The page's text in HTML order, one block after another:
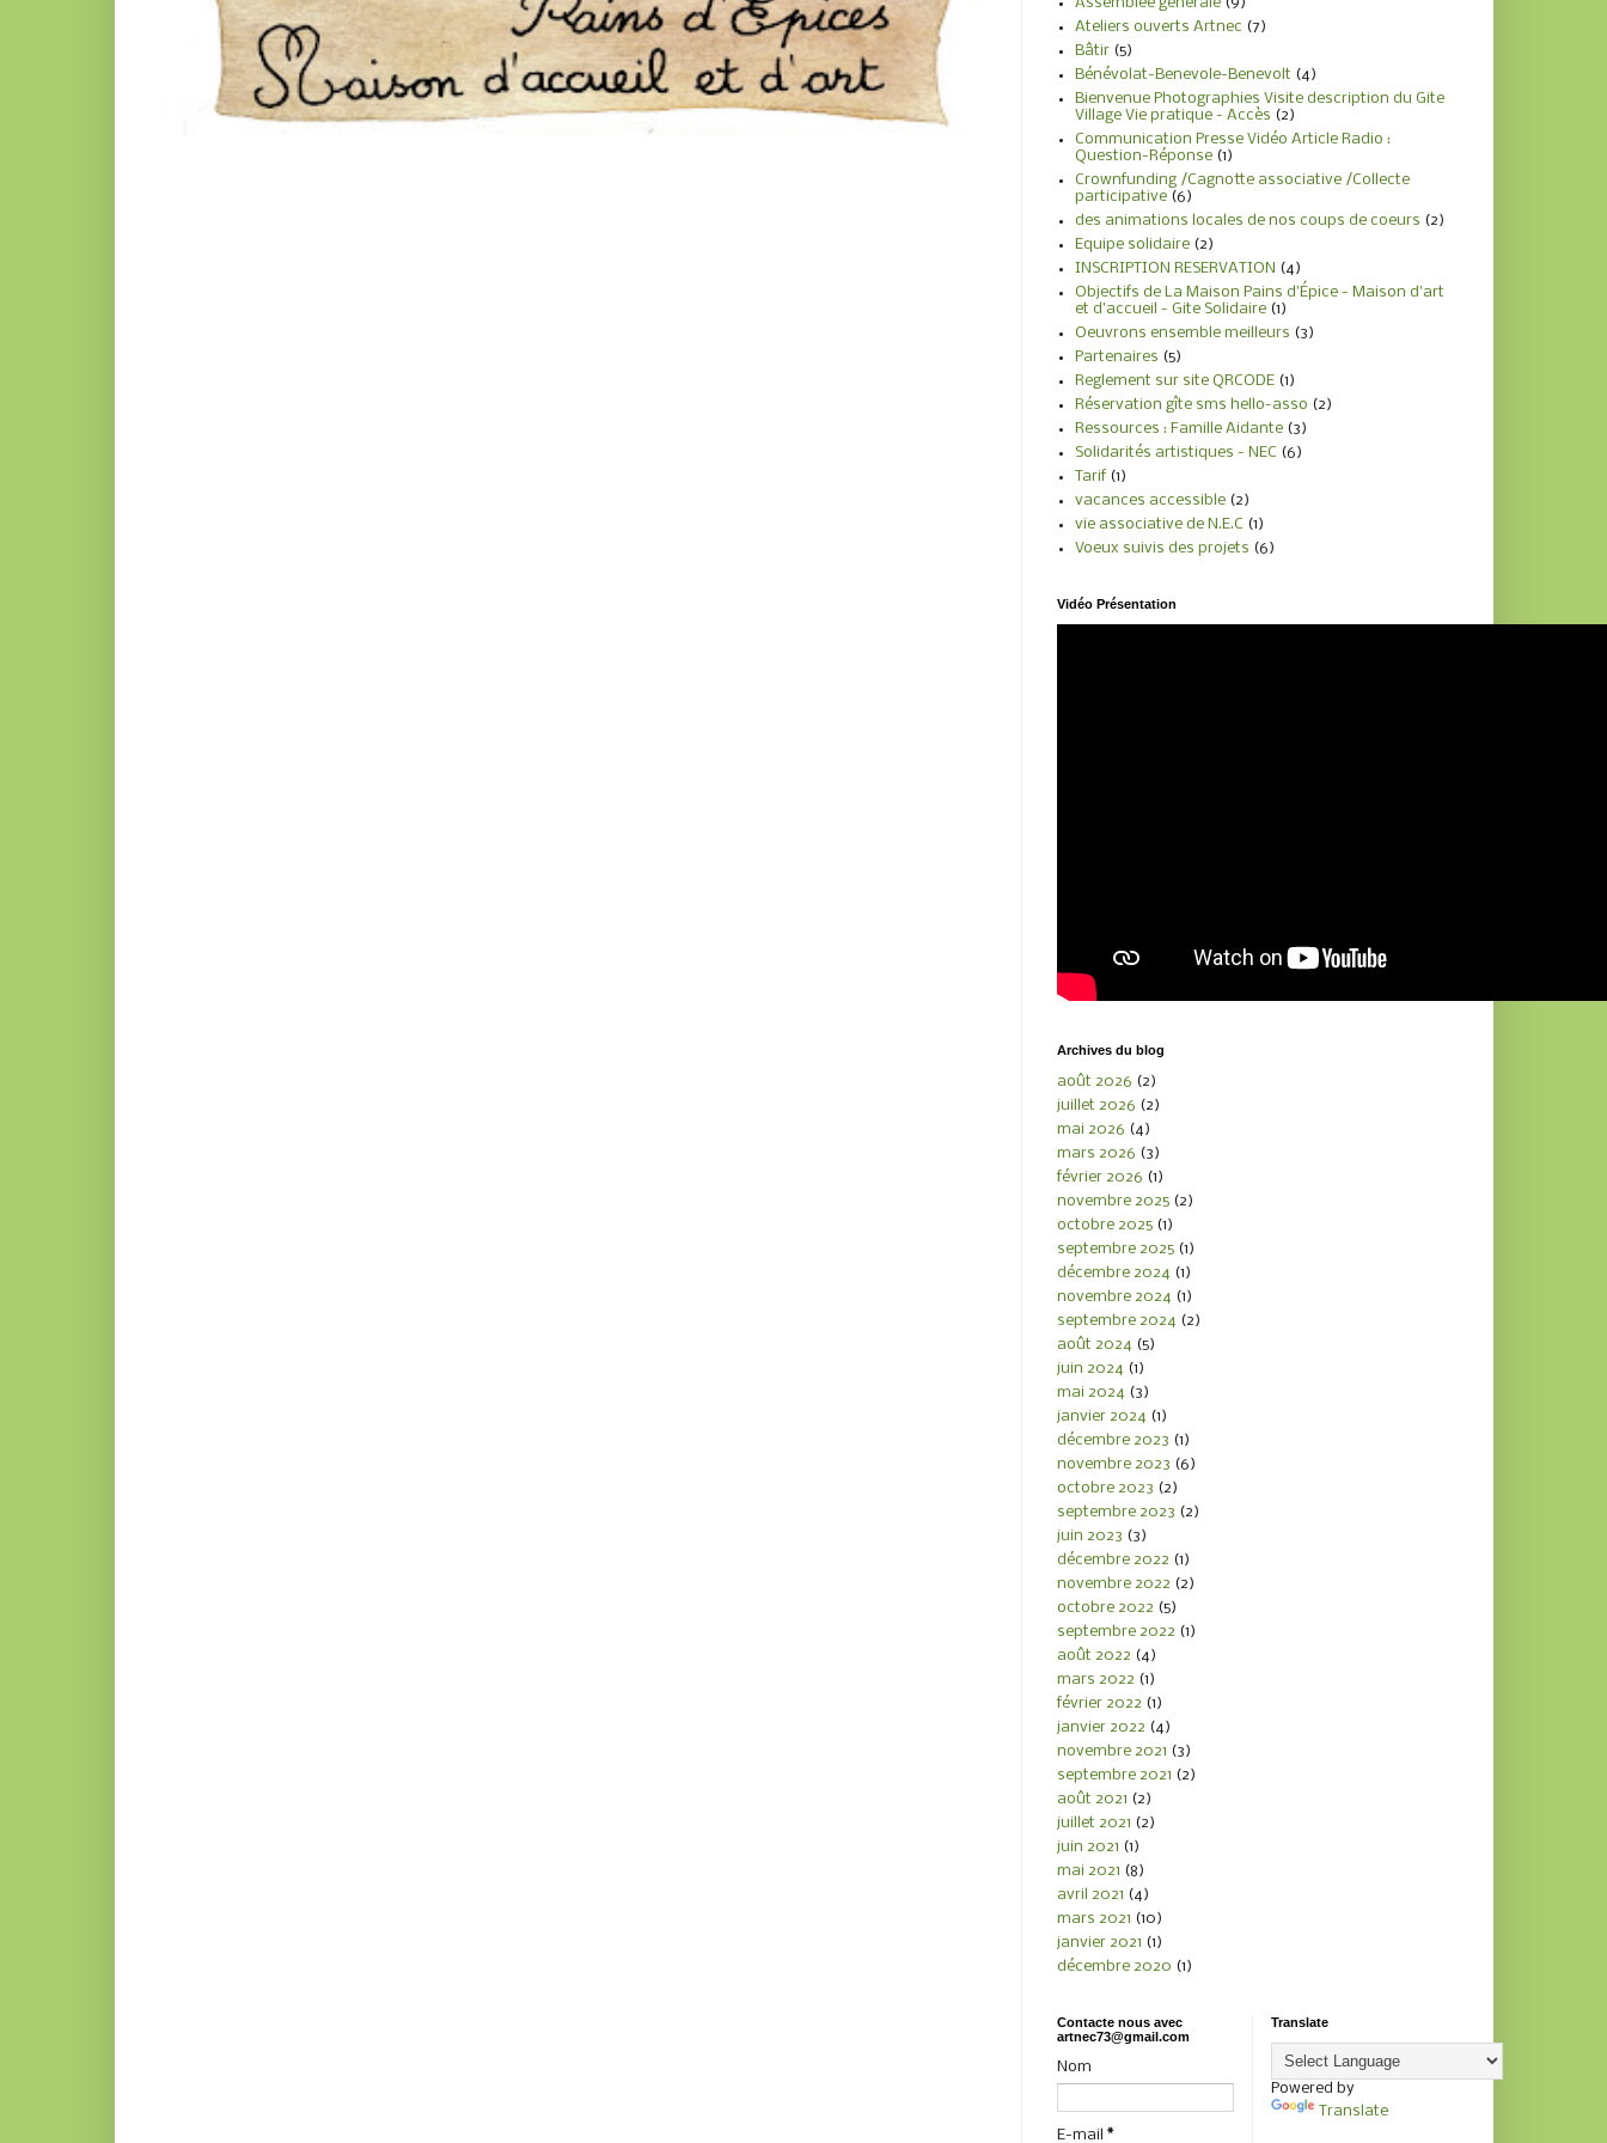
Ateliers ouverts Artnec (7)
Bâtir (5)
Bénévolat-Benevole-Benevolt (4)
Bienvenue Photographies Visite description du Gite
Village Vie pratique - Accès (2)
Communication Presse Vidéo Article Radio :
Question-Réponse (1)
Crownfunding /Cagnotte associative /Collecte
participative (6)
des animations locales de nos coups de coeurs (2)
Equipe solidaire (2)
INSCRIPTION RESERVATION (4)
Objectifs de La Maison Pains d'Épice - Maison d'art
et d'accueil - Gite Solidaire (1)
Oeuvrons ensemble meilleurs (3)
Partenaires (5)
Reglement sur site QRCODE (1)
Réservation gîte sms hello-asso (2)
Ressources : Famille Aidante (3)
Solidarités artistiques - NEC (6)
Tarif (1)
vacances accessible (2)
vie associative de N.E.C (1)
Voeux suivis des projets (6)
Vidéo Présentation
Archives du blog
août 2026 (2)
juillet 2026 (2)
mai 2026 (4)
mars 2026 (3)
février 2026 (1)
novembre 2025(2)
octobre 2025(1)
septembre 2025(1)
décembre 2024 (1)
novembre 2024 (1)
septembre 2024 (2)
août 2024 (5)
juin 2024 (1)
mai 2024 (3)
janvier 2024 (1)
décembre 2023 (1)
novembre 2023 (6)
octobre 2023 (2)
septembre 2023 (2)
juin 2023 (3)
décembre 2022 (1)
novembre 2022 (2)
octobre 2022 (5)
septembre 2022 (1)
août 2022 (4)
mars 2022 (1)
février 2022 (1)
janvier 2022 (4)
novembre 2021 (3)
septembre 2021 (2)
août 2021 (2)
juillet 2021 (2)
juin 2021 (1)
mai 2021 (8)
avril 2021 (4)
mars 2021 (10)
janvier 2021 (1)
décembre 2020 (1)
Contacte nous avec
artnec73@gmail.com
Nom
E-mail *
Translate
Powered by
Translate